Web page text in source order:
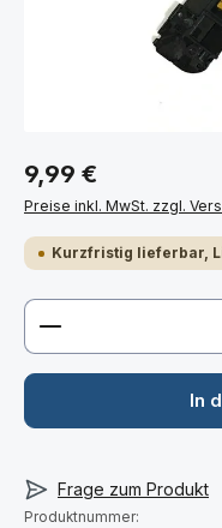
9,99 €
Preise inkl. MwSt. zzgl.
Kurzfristig lieferbar,
Produkt Anzahl:
In
Frage zum Produkt
Produktnummer: